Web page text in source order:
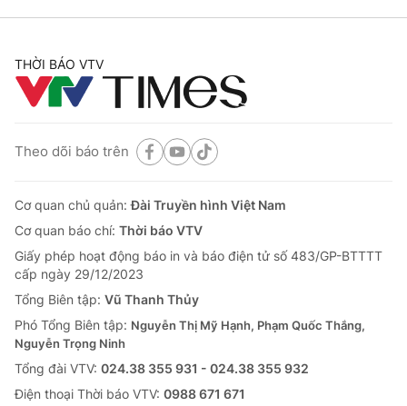
THỜI BÁO VTV
Theo dõi báo trên
Cơ quan chủ quản:Đài Truyền hình Việt Nam
Cơ quan báo chí: Thời báo VTV
Giấy phép hoạt động báo in và báo điện tử số 483/GP-BTTTT
cấp ngày 29/12/2023
Tổng Biên tập: Vũ Thanh Thủy
Phó Tổng Biên tập: Nguyễn Thị Mỹ Hạnh, Phạm Quốc Thắng,
Nguyễn Trọng Ninh
Tổng đài VTV: 024.38 355 931 - 024.38 355 932
Ðiện thoại Thời báo VTV: 0988 671 671